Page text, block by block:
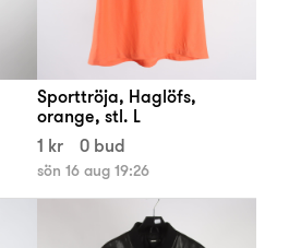
Sporttröja, Haglöfs,
orange, stl. L
1 kr
0 bud
sön 16 aug 19:26